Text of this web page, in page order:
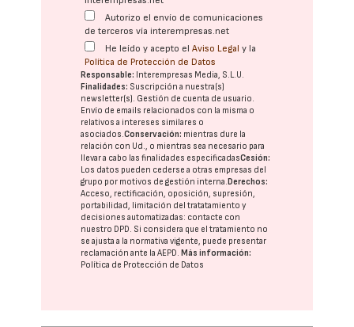
Autorizo el envío de comunicaciones
de terceros vía interempresas.net
He leído y acepto elAviso Legal y la
Política de Protección de Datos
Responsable: Interempresas Media, S.L.U.
Finalidades: Suscripción a nuestra(s)
newsletter(s). Gestión de cuenta de usuario.
Envío de emails relacionados con la misma o
relativos a intereses similares o
asociados.Conservación: mientras dure la
relación con Ud., o mientras sea necesario para
llevar a cabo las finalidades especificadasCesión:
Los datos pueden cederse a otras empresas del
grupo por motivos de gestión interna. Derechos:
Acceso, rectificación, oposición, supresión,
portabilidad, limitación del tratatamiento y
decisiones automatizadas: contacte con
nuestro DPD. Si considera que el tratamiento no
se ajusta a la normativa vigente, puede presentar
reclamación ante laAEPD. Más información:
Política de Protección de Datos